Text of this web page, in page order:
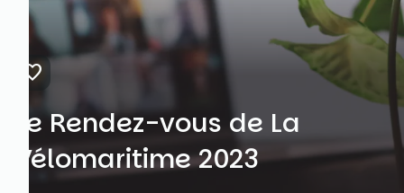
Le Rendez-vous de La
Vélomaritime 2023